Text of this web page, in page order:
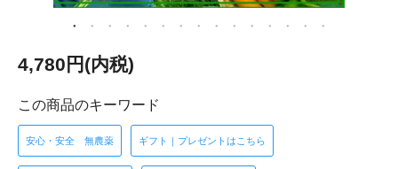
4,780円(内税)
この商品のキーワード
安心・安全 無農薬 ギフト｜プレゼントはこちら